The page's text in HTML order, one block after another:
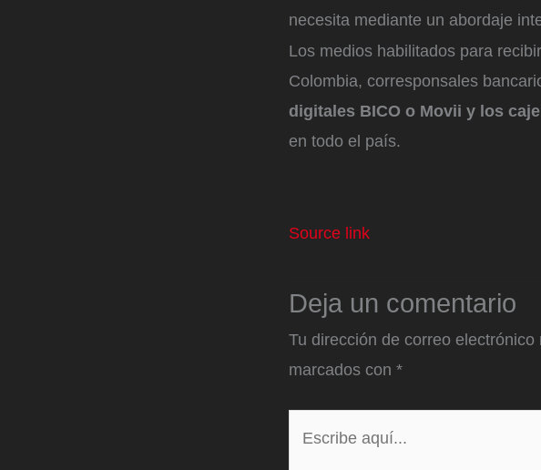
necesita mediante un abordaje
Los medios habilitados para
Colombia, corresponsales
digitales BICO o Movii y los
en todo el país.
Source link
Deja un comentario
Tu dirección de correo electrónico
marcados con *